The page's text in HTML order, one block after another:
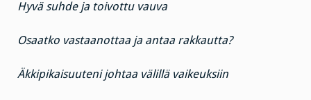
Hyvä suhde ja toivottu vauva
Osaatko vastaanottaa ja antaa rakkautta?
Äkkipikaisuuteni johtaa välillä vaikeuksiin